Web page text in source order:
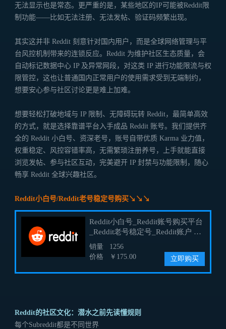
无法显示也是常态。更严重的是，某些地区的IP可能被Reddit限
制功能——比如无法注册、无法发帖、验证码频繁出现。
其实这并非 Reddit 刻意针对国内用户，而是全球网络管理与平
台风控机制带来的连锁反应。Reddit 为维护社区生态质量，会
自动标记数据中心 IP 及异常网段，对这类 IP 进行功能限流与权
限管控，这也让普通国内正常用户的使用需求受到无端制约，
想要安心参与社区讨论更是难上加难。
想要轻松打破地域与 IP 限制、无障碍玩转 Reddit，最简单高效
的方式，就是选择靠谱平台入手成品 Reddit 账号。我们提供齐
全的 Reddit 小白号、资深老号，账号自带优质 Karma 业力值，
权重稳定、风控容错率高，无需繁琐注册养号，上手就能直接
浏览发帖、参与社区互动，完美避开 IP 封禁与功能限制，随心
畅享 Reddit 全球兴趣社区。
Reddit小白号/Reddit老号稳定号购买↘↘↘
Reddit的社区文化：潜水之前先读懂规则
每个Subreddit都是不同世界